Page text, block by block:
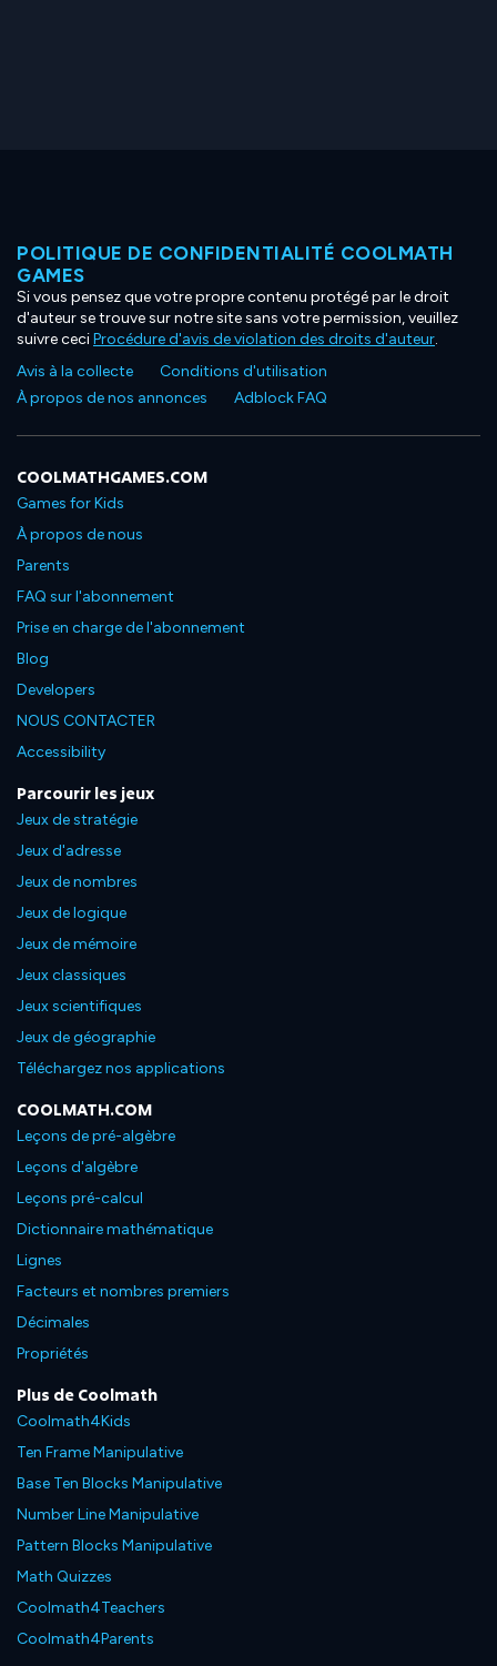
POLITIQUE DE CONFIDENTIALITÉ COOLMATH
GAMES
Si vous pensez que votre propre contenu protégé par le droit
d'auteur se trouve sur notre site sans votre permission, veuillez
suivre ceciProcédure d'avis de violation des droits d'auteur.
Avis à la collecte
Conditions d'utilisation
À propos de nos annonces
Adblock FAQ
COOLMATHGAMES.COM
Games for Kids
À propos de nous
Parents
FAQ sur l'abonnement
Prise en charge de l'abonnement
Blog
Developers
NOUS CONTACTER
Accessibility
Parcourir les jeux
Jeux de stratégie
Jeux d'adresse
Jeux de nombres
Jeux de logique
Jeux de mémoire
Jeux classiques
Jeux scientifiques
Jeux de géographie
Téléchargez nos applications
COOLMATH.COM
Leçons de pré-algèbre
Leçons d'algèbre
Leçons pré-calcul
Dictionnaire mathématique
Lignes
Facteurs et nombres premiers
Décimales
Propriétés
Plus de Coolmath
Coolmath4Kids
Ten Frame Manipulative
Base Ten Blocks Manipulative
Number Line Manipulative
Pattern Blocks Manipulative
Math Quizzes
Coolmath4Teachers
Coolmath4Parents